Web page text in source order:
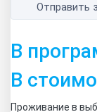
Отправить
В
В
Проживание в